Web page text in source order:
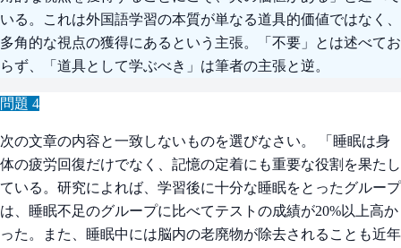
いる。これは外国語学習の本質が単なる道具的価値ではなく、
多角的な視点の獲得にあるという主張。「不要」とは述べてお
らず、「道具として学ぶべき」は筆者の主張と逆。
問題 4
次の文章の内容と一致しないものを選びなさい。 「睡眠は身
体の疲労回復だけでなく、記憶の定着にも重要な役割を果たし
ている。研究によれば、学習後に十分な睡眠をとったグループ
は、睡眠不足のグループに比べてテストの成績が20%以上高か
った。また、睡眠中には脳内の老廃物が除去されることも近年